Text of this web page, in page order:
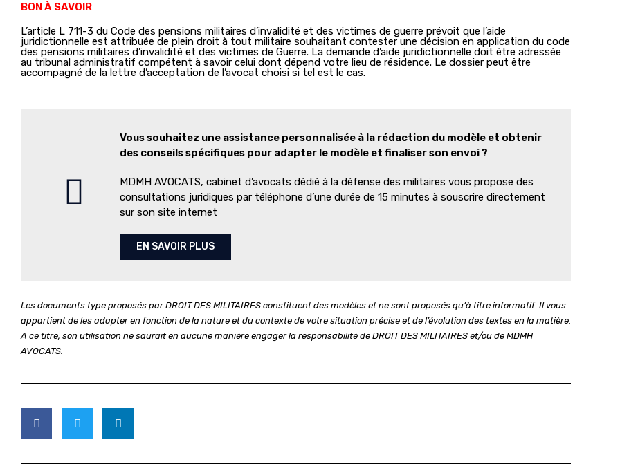
BON À SAVOIR
L’article L 711-3 du Code des pensions militaires d’invalidité et des victimes de guerre prévoit que l’aide
juridictionnelle est attribuée de plein droit à tout militaire souhaitant contester une décision en application du code
des pensions militaires d’invalidité et des victimes de Guerre. La demande d’aide juridictionnelle doit être adressée
au tribunal administratif compétent à savoir celui dont dépend votre lieu de résidence. Le dossier peut être
accompagné de la lettre d’acceptation de l’avocat choisi si tel est le cas.
Vous souhaitez une assistance personnalisée à la rédaction du modèle et obtenir
des conseils spécifiques pour adapter le modèle et finaliser son envoi ?
MDMH AVOCATS, cabinet d’avocats dédié à la défense des militaires vous propose des
consultations juridiques par téléphone d’une durée de 15 minutes à souscrire directement
sur son site internet
EN SAVOIR PLUS
Les documents type proposés par DROIT DES MILITAIRES constituent des modèles et ne sont proposés qu’à titre informatif. Il vous
appartient de les adapter en fonction de la nature et du contexte de votre situation précise et de l’évolution des textes en la matière.
A ce titre, son utilisation ne saurait en aucune manière engager la responsabilité de DROIT DES MILITAIRES et/ou de MDMH
AVOCATS.